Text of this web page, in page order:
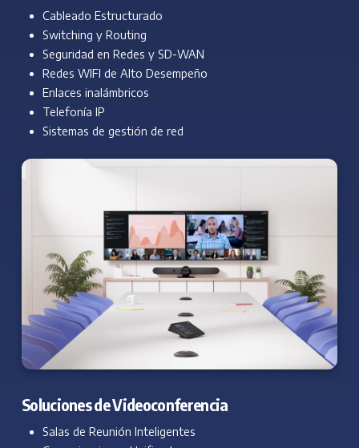
Cableado Estructurado
Switching y Routing
Seguridad en Redes y SD-WAN
Redes WIFI de Alto Desempeño
Enlaces inalámbricos
Telefonía IP
Sistemas de gestión de red
Soluciones de Videoconferencia
Salas de Reunión Inteligentes